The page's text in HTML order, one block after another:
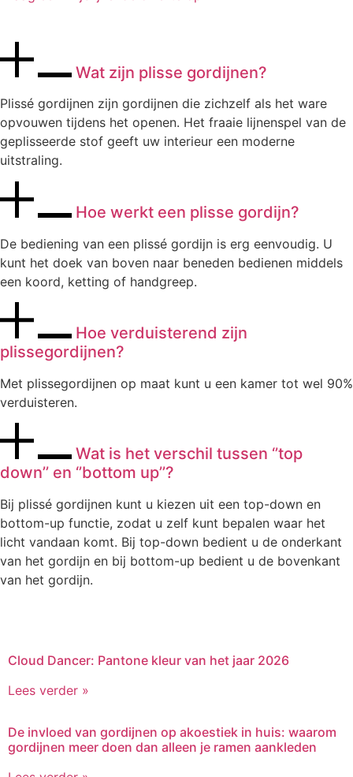
Wat zijn plisse gordijnen?
Plissé gordijnen zijn gordijnen die zichzelf als het ware
opvouwen tijdens het openen. Het fraaie lijnenspel van de
geplisseerde stof geeft uw interieur een moderne
uitstraling.
Hoe werkt een plisse gordijn?
De bediening van een plissé gordijn is erg eenvoudig. U
kunt het doek van boven naar beneden bedienen middels
een koord, ketting of handgreep.
Hoe verduisterend zijn
plissegordijnen?
Met plissegordijnen op maat kunt u een kamer tot wel 90%
verduisteren.
Wat is het verschil tussen ‘’top
down’’ en ‘’bottom up’’?
Bij plissé gordijnen kunt u kiezen uit een top-down en
bottom-up functie, zodat u zelf kunt bepalen waar het
licht vandaan komt. Bij top-down bedient u de onderkant
van het gordijn en bij bottom-up bedient u de bovenkant
van het gordijn.
Cloud Dancer: Pantone kleur van het jaar 2026
Lees verder »
De invloed van gordijnen op akoestiek in huis: waarom
gordijnen meer doen dan alleen je ramen aankleden